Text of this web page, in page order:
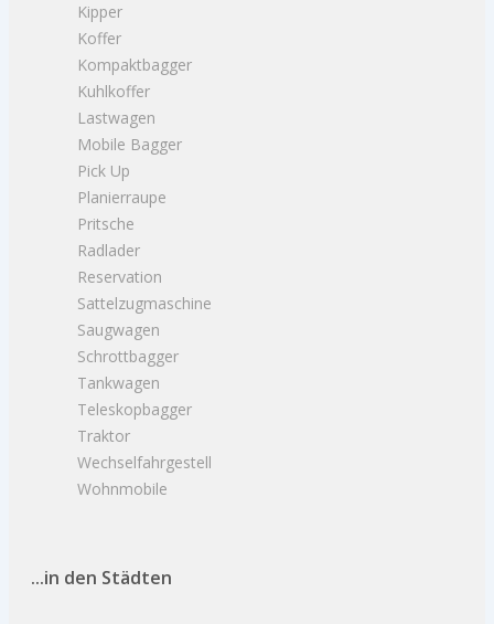
Kipper
Koffer
Kompaktbagger
Kuhlkoffer
Lastwagen
Mobile Bagger
Pick Up
Planierraupe
Pritsche
Radlader
Reservation
Sattelzugmaschine
Saugwagen
Schrottbagger
Tankwagen
Teleskopbagger
Traktor
Wechselfahrgestell
Wohnmobile
...in den Städten